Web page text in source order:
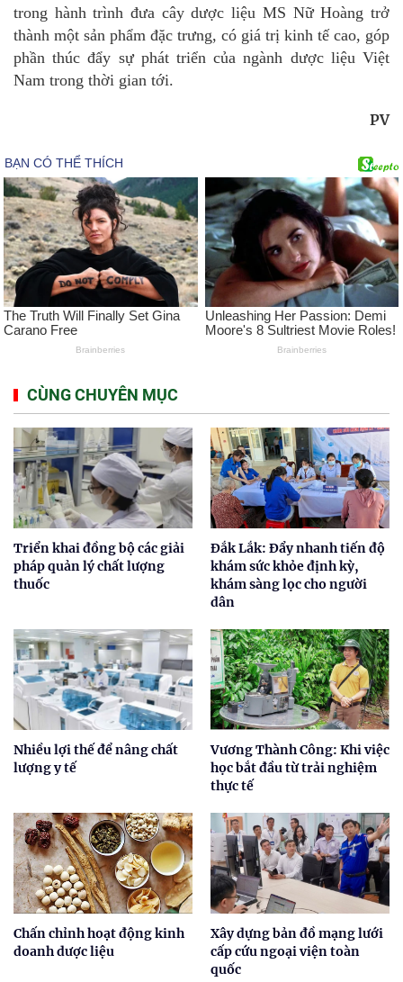
trong hành trình đưa cây dược liệu MS Nữ Hoàng trở
thành một sản phẩm đặc trưng, có giá trị kinh tế cao, góp
phần thúc đẩy sự phát triển của ngành dược liệu Việt
Nam trong thời gian tới.
PV
CÙNG CHUYÊN MỤC
Triển khai đồng bộ các giải
pháp quản lý chất lượng
thuốc
Đắk Lắk: Đẩy nhanh tiến độ
khám sức khỏe định kỳ,
khám sàng lọc cho người
dân
Nhiều lợi thế để nâng chất
lượng y tế
Vương Thành Công: Khi việc
học bắt đầu từ trải nghiệm
thực tế
Chấn chỉnh hoạt động kinh
doanh dược liệu
Xây dựng bản đồ mạng lưới
cấp cứu ngoại viện toàn
quốc